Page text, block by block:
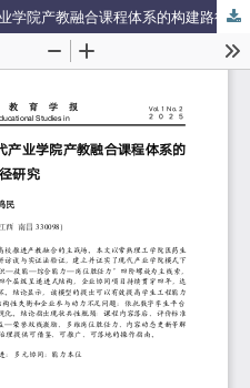
“螺旋递进、多元协同”：现代产业学院产教融合课程体系的构建路径研究